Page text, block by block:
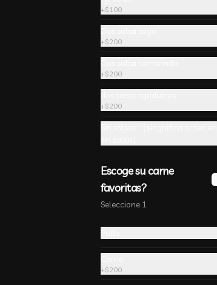
Siu Mai Veganos 5
masa de wantan al vapor con
🔥 Pollo Apanado❤ 无骨鸡
agridulce y sésamo
+$100
+$200
+$200
+$200
Escoge su carne
favoritas?
Seleccione 1
+$200